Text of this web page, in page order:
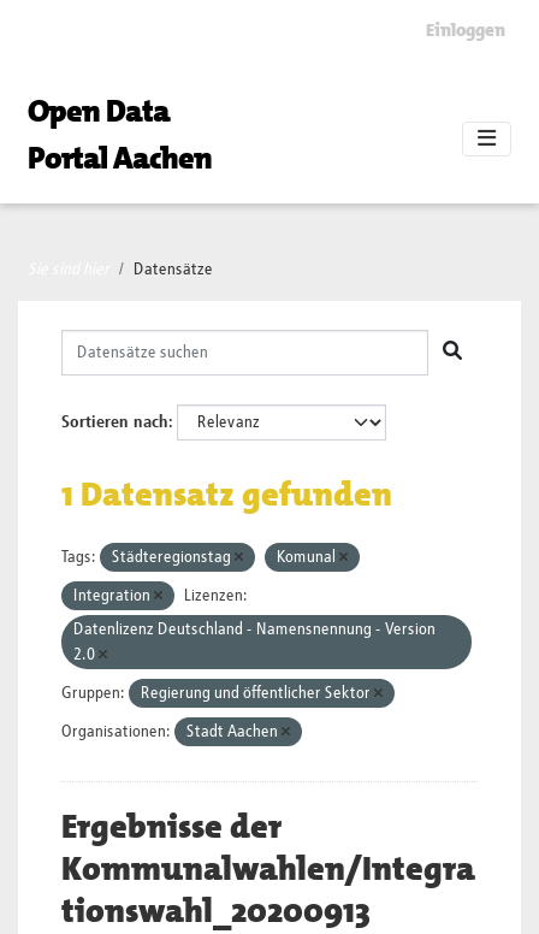
Einloggen
Open Data
Portal Aachen
Datensätze
Sortieren nach
1 Datensatz gefunden
Tags: Städteregionstag Komunal
Integration
Lizenzen:
Datenlizenz Deutschland - Namensnennung - Version
2.0
Gruppen: Regierung und öffentlicher Sektor
Organisationen: Stadt Aachen
Ergebnisse der
Kommunalwahlen/Integra
tionswahl_20200913